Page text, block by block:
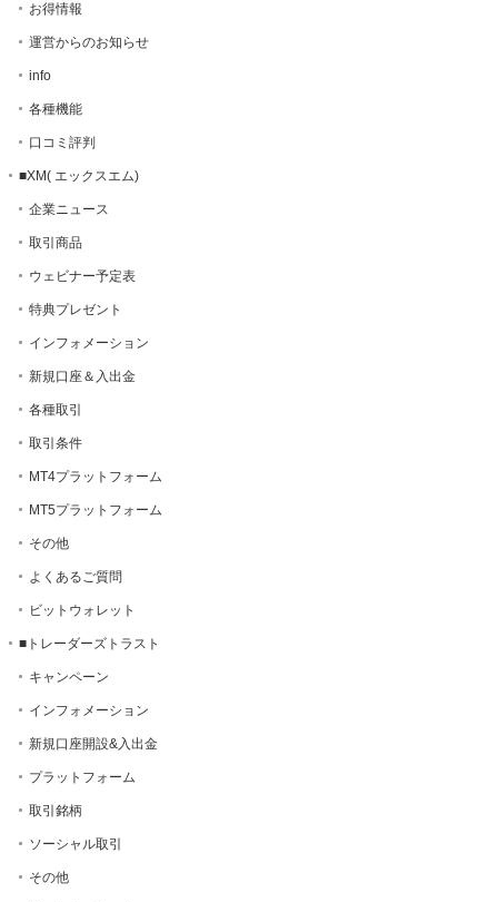
お得情報
運営からのお知らせ
info
各種機能
口コミ評判
■XM( エックスエム)
企業ニュース
取引商品
ウェビナー予定表
特典プレゼント
インフォメーション
新規口座＆入出金
各種取引
取引条件
MT4プラットフォーム
MT5プラットフォーム
その他
よくあるご質問
ビットウォレット
■トレーダーズトラスト
キャンペーン
インフォメーション
新規口座開設&入出金
プラットフォーム
取引銘柄
ソーシャル取引
その他